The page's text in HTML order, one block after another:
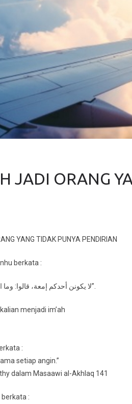
JADI ORANG
YANG TIDAK PUNYA PENDIRIAN
berkata :
“لا يكونن أحدكم إمعة، قالوا: وما الإمعة؟ قال: يجري مع كل ريح”.
menjadi im’ah
:
setiap angin.”
dalam Masaawi al-Akhlaq 141
: